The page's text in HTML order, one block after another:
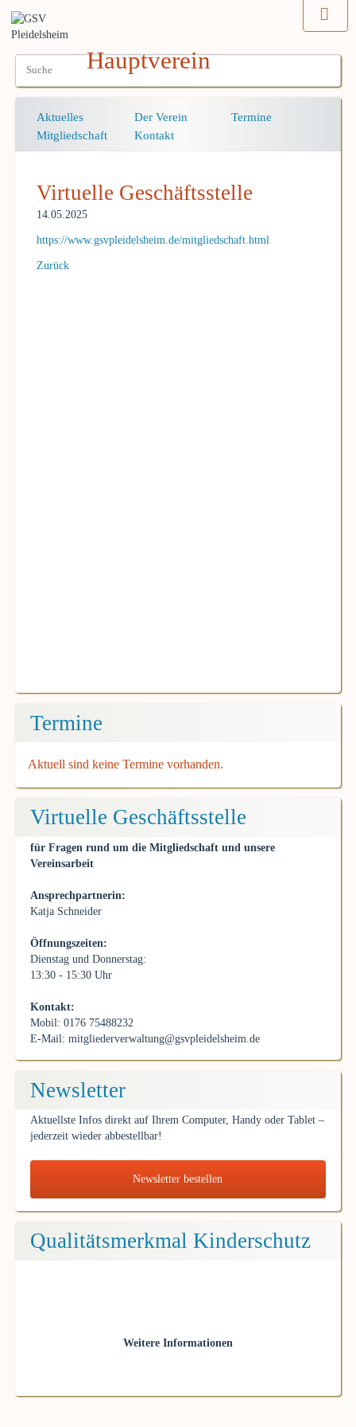
Hauptverein
Navigation
überspringen
Aktuelles Der Verein
Termine
Mitgliedschaft
Kontakt
Virtuelle Geschäftsstelle
14.05.2025
https://www.gsvpleidelsheim.de/mitgliedschaft.html
Zurück
Termine
Aktuell sind keine Termine vorhanden.
Virtuelle Geschäftsstelle
für Fragen rund um die Mitgliedschaft und unsere
Vereinsarbeit
Ansprechpartnerin:
Katja Schneider
Öffnungszeiten:
Dienstag und Donnerstag:
13:30 - 15:30 Uhr
Kontakt:
Mobil: 0176 75488232
E-Mail: mitgliederverwaltung@gsvpleidelsheim.de
Newsletter
Aktuellste Infos direkt auf Ihrem Computer, Handy oder Tablet –
jederzeit wieder abbestellbar!
Newsletter bestellen
Qualitätsmerkmal Kinderschutz
Weitere Informationen